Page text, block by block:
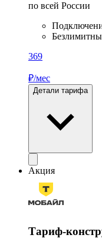
по всей России
369
₽/мес
Детали тарифа
Акция
Тариф-